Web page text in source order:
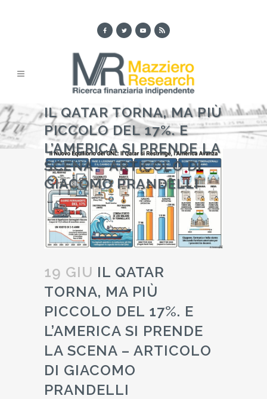
IL QATAR TORNA, MA PIÙ
PICCOLO DEL 17%. E
L’AMERICA SI PRENDE LA
SCENA – ARTICOLO DI
GIACOMO PRANDELLI
19 GIU IL QATAR
TORNA, MA PIÙ
PICCOLO DEL 17%. E
L’AMERICA SI PRENDE
LA SCENA – ARTICOLO
DI GIACOMO
PRANDELLI